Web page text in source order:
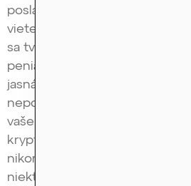
poslal. Ak si nekupujete
viete, že si ju kupujete, ale ak
sa tvári investične, ale najprv
peniaze, aby ste dostali
jasná červená vlajočka.
neposielať nič. Ak si od vás
vaše údaje k účtom,
kryptokľúče, tak opäť jasná
nikomu nič nedávať. Podobne
niekto pýtal číslo bankového